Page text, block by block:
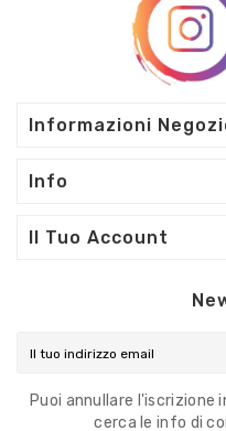
Informazioni
Info
Il Tuo Account
Puoi annullare l'iscrizione
cerca le info di